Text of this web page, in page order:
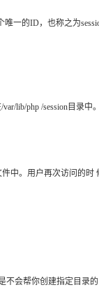
一的ID，也称之为
php /session目
。用户再次访问的
不会帮你创建指定目录